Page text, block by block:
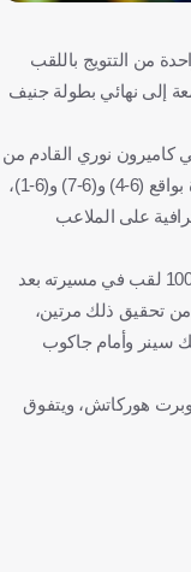
من التتويج باللقب
إلى نهائي بطولة جنيف
كاميرون نوري القادم من
الأدوار التمهيدية بمجموعتين مقابل مجموعة واحدة بواقع (6-4) و(6-7) و(6-1)،
مسيرته الاحترافية على الملاعب
ويبحث ديوكوفيتش أن يصبح ثالث لاعب يصل إلى 100 لقب في مسيرته بعد
(103)، وكان قريبًا من تحقيق ذلك مرتين،
سينر وأمام جاكوب
هوركاتش، ويتفوق